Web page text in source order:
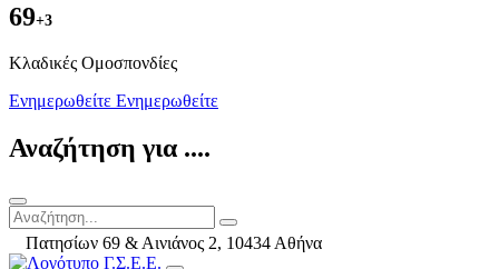
69+3
Kλαδικές Ομοσπονδίες
Ενημερωθείτε Ενημερωθείτε
Αναζήτηση για ....
Πατησίων 69 & Αινιάνος 2, 10434 Αθήνα